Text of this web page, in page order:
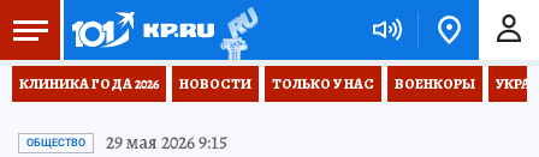
КЛИНИКА ГОДА 2026 НОВОСТИ ТОЛЬКО У НАС ВОЕНКОРЫ
ОБЩЕСТВО 29 мая 2026 9:15